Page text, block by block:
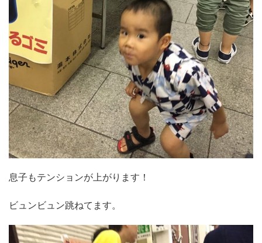
息子もテンションが上がります！
ビュンビュン跳ねてます。